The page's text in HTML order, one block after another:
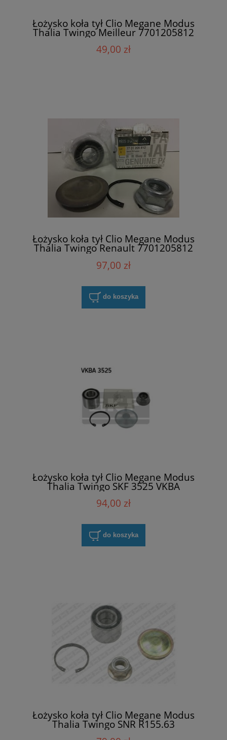
Łożysko koła tył Clio Megane Modus
Thalia Twingo Meilleur 7701205812
49,00 zł
Łożysko koła tył Clio Megane Modus
Thalia Twingo Renault 7701205812
97,00 zł
do koszyka
Łożysko koła tył Clio Megane Modus
Thalia Twingo SKF 3525 VKBA
94,00 zł
do koszyka
Łożysko koła tył Clio Megane Modus
Thalia Twingo SNR R155.63